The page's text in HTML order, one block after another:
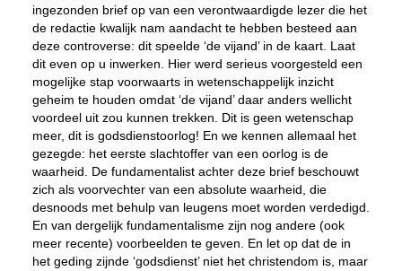
ingezonden brief op van een verontwaardigde lezer die het
de redactie kwalijk nam aandacht te hebben besteed aan
deze controverse: dit speelde ‘de vijand’ in de kaart. Laat
dit even op u inwerken. Hier werd serieus voorgesteld een
mogelijke stap voorwaarts in wetenschappelijk inzicht
geheim te houden omdat ‘de vijand’ daar anders wellicht
voordeel uit zou kunnen trekken. Dit is geen wetenschap
meer, dit is godsdienstoorlog! En we kennen allemaal het
gezegde: het eerste slachtoffer van een oorlog is de
waarheid. De fundamentalist achter deze brief beschouwt
zich als voorvechter van een absolute waarheid, die
desnoods met behulp van leugens moet worden verdedigd.
En van dergelijk fundamentalisme zijn nog andere (ook
meer recente) voorbeelden te geven. En let op dat de in
het geding zijnde ‘godsdienst’ niet het christendom is, maar